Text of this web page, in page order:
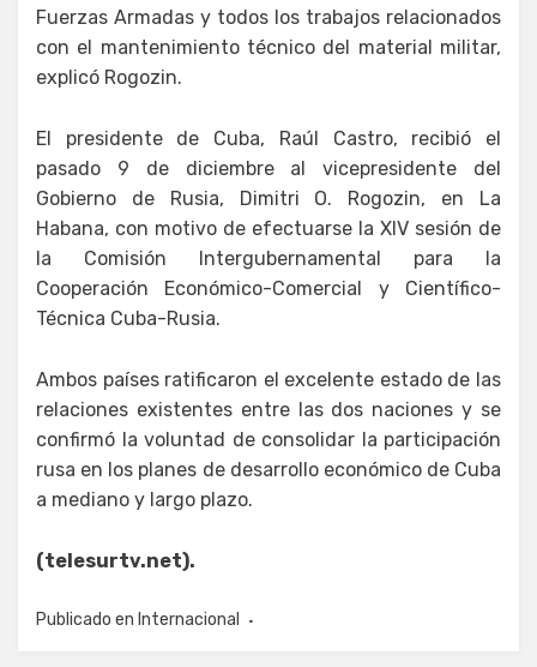
Fuerzas Armadas y todos los trabajos relacionados
con el mantenimiento técnico del material militar,
explicó Rogozin.
El presidente de Cuba, Raúl Castro, recibió el
pasado 9 de diciembre al vicepresidente del
Gobierno de Rusia, Dimitri O. Rogozin, en La
Habana, con motivo de efectuarse la XIV sesión de
la Comisión Intergubernamental para la
Cooperación Económico-Comercial y Científico-
Técnica Cuba-Rusia.
Ambos países ratificaron el excelente estado de las
relaciones existentes entre las dos naciones y se
confirmó la voluntad de consolidar la participación
rusa en los planes de desarrollo económico de Cuba
a mediano y largo plazo.
(telesurtv.net).
Publicado en Internacional